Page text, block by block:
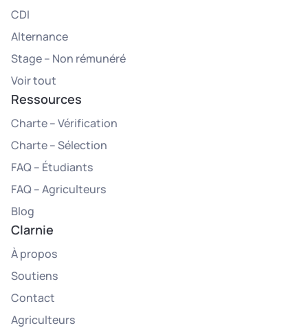
CDI
Alternance
Stage – Non rémunéré
Voir tout
Ressources
Charte – Vérification
Charte – Sélection
FAQ – Étudiants
FAQ – Agriculteurs
Blog
Clarnie
À propos
Soutiens
Contact
Agriculteurs